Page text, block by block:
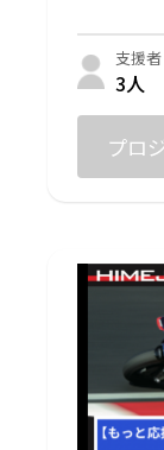
支援者
3人
プロ